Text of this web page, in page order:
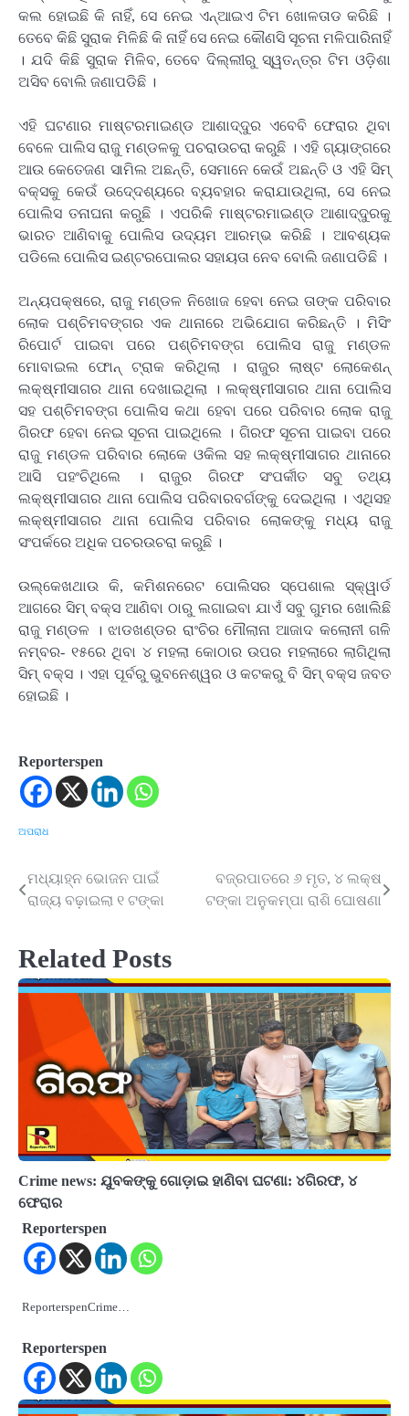
କଲ ହୋଇଛି କି ନାହିଁ, ସେ ନେଇ ଏନ୍ଆଇଏ ଟିମ ଖୋଳତାଡ କରିଛି ।
ତେବେ କିଛି ସୁରାକ ମିଳିଛି କି ନାହିଁ ସେ ନେଇ କୌଣସି ସୂଚନା ମଳିପାରିନାହିଁ
। ଯଦି କିଛି ସୁରାକ ମିଳିବ, ତେବେ ଦିଲ୍ଲୀରୁ ସ୍ୱତନ୍ତ୍ର ଟିମ ଓଡ଼ିଶା
ଅସିବ ବୋଲି ଜଣାପଡିଛି ।
ଏହି ଘଟଣାର ମାଷ୍ଟରମାଇଣ୍ଡ ଆଶାଦ୍ଦୁର ଏବେବି ଫେରାର ଥିବା
ବେଳେ ପାଲିସ ରାଜୁ ମଣ୍ଡଳକୁ ପଚରାଉଚରା କରୁଛି । ଏହି ଗ୍ୟାଙ୍ଗରେ
ଆଉ କେତେଜଣ ସାମିଲ ଅଛନ୍ତି, ସେମାନେ କେଉଁ ଅଛନ୍ତି ଓ ଏହି ସିମ୍
ବକ୍ସକୁ କେଉଁ ଉଦେ୍ଦଶ୍ୟରେ ବ୍ୟବହାର କରାଯାଉଥିଲା, ସେ ନେଇ
ପୋଲିସ ତନାଘନା କରୁଛି । ଏପରିକି ମାଷ୍ଟରମାଇଣ୍ଡ ଆଶାଦ୍ଦୁରକୁ
ଭାରତ ଆଣିବାକୁ ପୋଲିସ ଉଦ୍ୟମ ଆରମ୍ଭ କରିଛି । ଆବଶ୍ୟକ
ପଡିଲେ ପୋଲିସ ଇଣ୍ଟରପୋଲର ସହାୟତା ନେବ ବୋଲି ଜଣାପଡିଛି ।
ଅନ୍ୟପକ୍ଷରେ, ରାଜୁ ମଣ୍ଡଳ ନିଖୋଜ ହେବା ନେଇ ତାଙ୍କ ପରିବାର
ଲୋକ ପଶ୍ଚିମବଙ୍ଗର ଏକ ଥାନାରେ ଅଭିଯୋଗ କରିଛନ୍ତି । ମିସିଂ
ରିପୋର୍ଟ ପାଇବା ପରେ ପଶ୍ଚିମବଙ୍ଗ ପୋଲିସ ରାଜୁ ମଣ୍ଡଳ
ମୋବାଇଲ ଫୋନ୍ ଟ୍ରାକ କରିଥିଲା । ରାଜୁର ଲାଷ୍ଟ ଲୋକେଶନ୍
ଲକ୍ଷ୍ମୀସାଗର ଥାନା ଦେଖାଇଥିଲା । ଲକ୍ଷ୍ମୀସାଗର ଥାନା ପୋଲିସ
ସହ ପଶ୍ଚିମବଙ୍ଗ ପୋଲିସ କଥା ହେବା ପରେ ପରିବାର ଲୋକ ରାଜୁ
ଗିରଫ ହେବା ନେଇ ସୂଚନା ପାଇଥିଲେ । ଗିରଫ ସୂଚନା ପାଇବା ପରେ
ରାଜୁ ମଣ୍ଡଳ ପରିବାର ଲୋକେ ଓକିଲ ସହ ଲକ୍ଷ୍ମୀସାଗର ଥାନାରେ
ଆସି ପହଂଚିଥିଲେ । ରାଜୁର ଗିରଫ ସଂପର୍କୀତ ସବୁ ତଥ୍ୟ
ଲକ୍ଷ୍ମୀସାଗର ଥାନା ପୋଲିସ ପରିବାରବର୍ଗଙ୍କୁ ଦେଇଥିଲା । ଏଥିସହ
ଲକ୍ଷ୍ମୀସାଗର ଥାନା ପୋଲିସ ପରିବାର ଲୋକଙ୍କୁ ମଧ୍ୟ ରାଜୁ
ସଂପର୍କରେ ଅଧିକ ପଚରଉଚରା କରୁଛି ।
ଉଲ୍କେଖଥାଉ କି, କମିଶନରେଟ ପୋଲିସର ସ୍ପେଶାଲ ସ୍କ୍ୱାର୍ଡ
ଆଗରେ ସିମ୍ ବକ୍ସ ଆଣିବା ଠାରୁ ଲଗାଇବା ଯାଏଁ ସବୁ ଗୁମର ଖୋଲିଛି
ରାଜୁ ମଣ୍ଡଳ । ଝାଡଖଣ୍ଡର ରାଂଚିର ମୌଲାନା ଆଜାଦ କଲୋନୀ ଗଳି
ନମ୍ବର- ୧୫ରେ ଥିବା ୪ ମହଲା କୋଠାର ଉପର ମହଲାରେ ଲାଗିଥିଲା
ସିମ୍ ବକ୍ସ । ଏହା ପୂର୍ବରୁ ଭୁବନେଶ୍ୱର ଓ କଟକରୁ ବି ସିମ୍ ବକ୍ସ ଜବତ
ହୋଇଛି ।
Reporterspen
ଅପରାଧ
Post
navigation
ମଧ୍ୟାହ୍ନ ଭୋଜନ ପାଇଁ
ରାଜ୍ୟ ବଢ଼ାଇଲା ୧ ଟଙ୍କା
ବଜ୍ରପାତରେ ୬ ମୃତ, ୪ ଲକ୍ଷ
ଟଙ୍କା ଅନୁକମ୍ପା ରାଶି ଘୋଷଣା
Related Posts
Crime news: ଯୁବକଙ୍କୁ ଗୋଡ଼ାଇ ହାଣିବା ଘଟଣା: ୪ଗିରଫ, ୪
ଫେରାର
Reporterspen
ReporterspenCrime…
Reporterspen